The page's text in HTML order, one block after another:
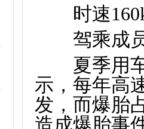
时速
驾乘成员
夏季用车
示，每年高
发，而爆胎
造成爆胎事